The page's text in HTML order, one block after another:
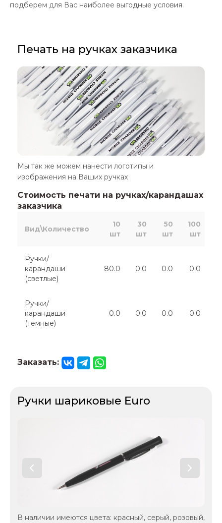
подберем для Вас наиболее выгодные условия.
Печать на ручках заказчика
Мы так же можем нанести логотипы и
изображения на Ваших ручках
Стоимость печати на ручках/карандашах
заказчика
Вид\Количество
10
шт
30
шт
50
шт
100
шт
Ручки/
карандаши
(светлые)
80.0 0.0 0.0 0.0
Ручки/
карандаши
(темные)
0.0 0.0 0.0 0.0
Заказать:
Ручки шариковые Euro
В наличии имеются цвета: красный, серый, розовый,